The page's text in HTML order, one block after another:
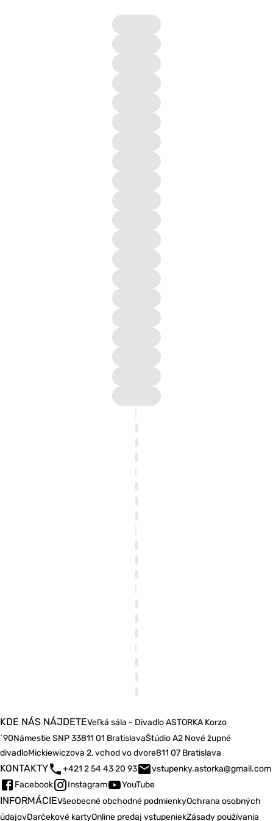
KDE NÁS NÁJDETEVeľká sála - Divadlo ASTORKA Korzo
´90Námestie SNP 33811 01 BratislavaŠtúdio A2 Nové župné
divadloMickiewiczova 2, vchod vo dvore811 07 Bratislava
KONTAKTY +421 2 54 43 20 93
vstupenky.astorka@gmail.com
Facebook
Instagram YouTube
INFORMÁCIEVšeobecné obchodné podmienkyOchrana osobných
údajovDarčekové kartyOnline predaj vstupeniekZásady používania